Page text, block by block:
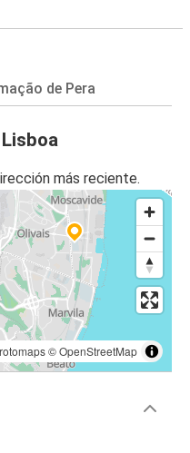
de Pera
más reciente.
©OpenStreetMap